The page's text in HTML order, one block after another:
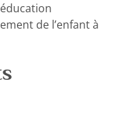
de l’enfant à